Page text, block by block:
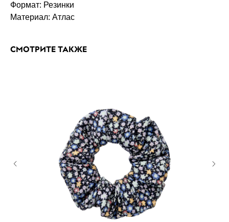
Формат: Резинки
Материал: Атлас
СМОТРИТЕ ТАКЖЕ